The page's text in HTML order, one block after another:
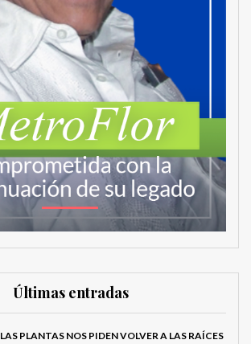
Últimas entradas
LAS PLANTAS NOS PIDEN VOLVER A LAS RAÍCES